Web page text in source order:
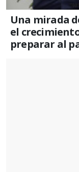
Una mirada
el
preparar al